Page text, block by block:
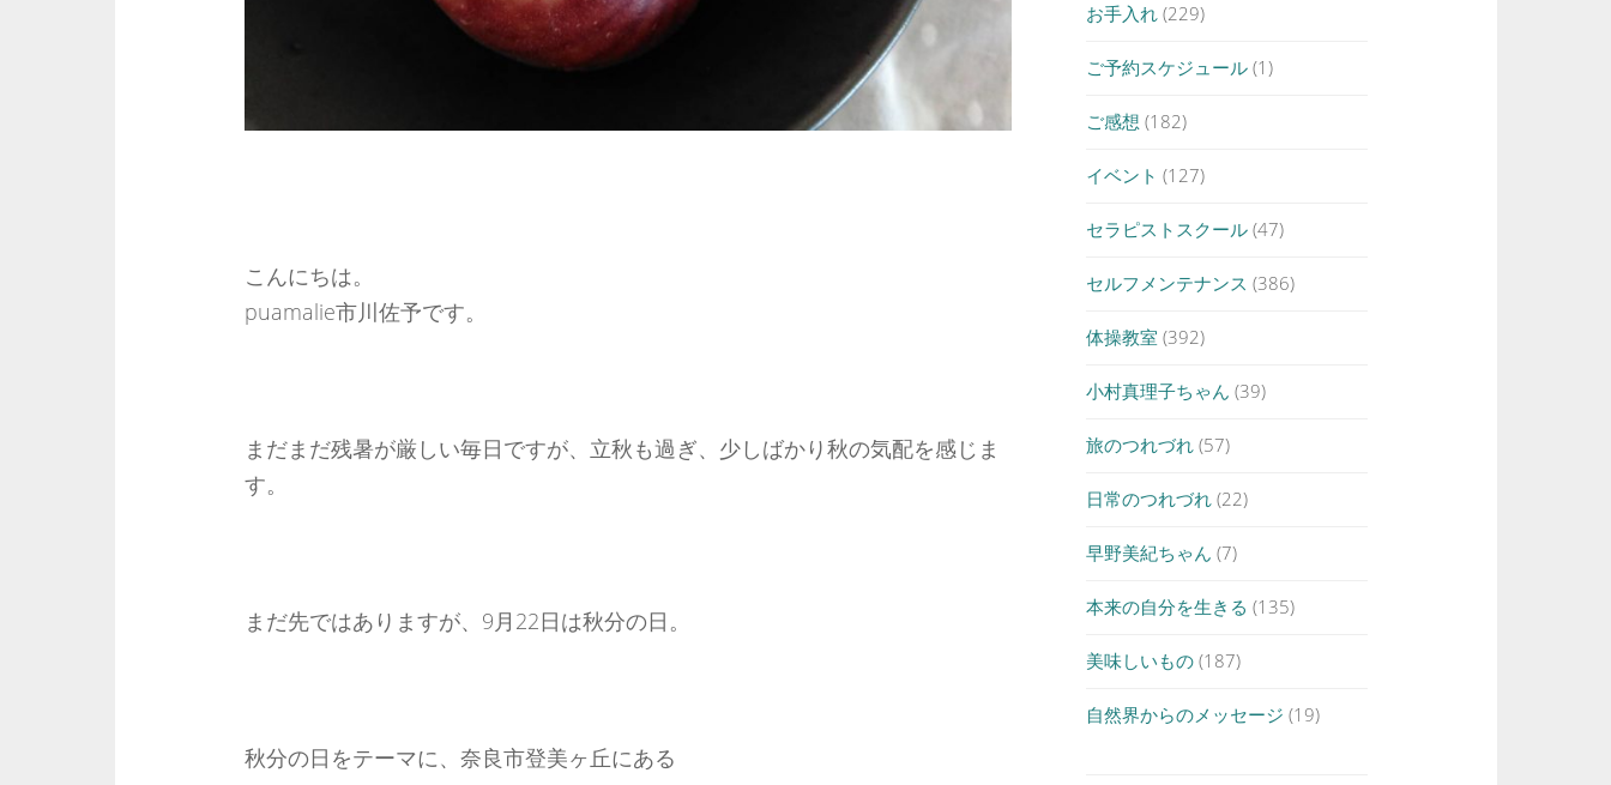
こんにちは。
puamalie市川佐予です。
まだまだ残暑が厳しい毎日ですが、立秋も過ぎ、少しばかり秋の気配を感じま
す。
まだ先ではありますが、9月22日は秋分の日。
秋分の日をテーマに、奈良市登美ヶ丘にある
お手入れ (229)
ご予約スケジュール (1)
ご感想 (182)
イベント (127)
セラピストスクール (47)
セルフメンテナンス (386)
体操教室 (392)
小村真理子ちゃん (39)
旅のつれづれ (57)
日常のつれづれ (22)
早野美紀ちゃん (7)
本来の自分を生きる (135)
美味しいもの (187)
自然界からのメッセージ (19)